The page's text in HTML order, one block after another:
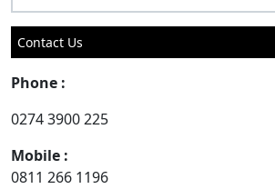
for:
Contact Us
Phone :
0274 3900 225
Mobile :
0811 266 1196